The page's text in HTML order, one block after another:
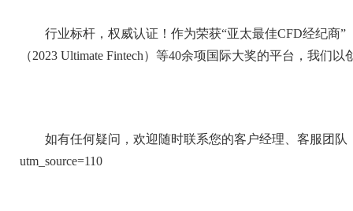
行业标杆，权威认证！作为荣获“亚太最佳CFD经纪商”
（2023 Ultimate Fintech）等40余项国际大奖的平台，我们
如有任何疑问，欢迎随时联系您的客户经理、客服团队
utm_source=110